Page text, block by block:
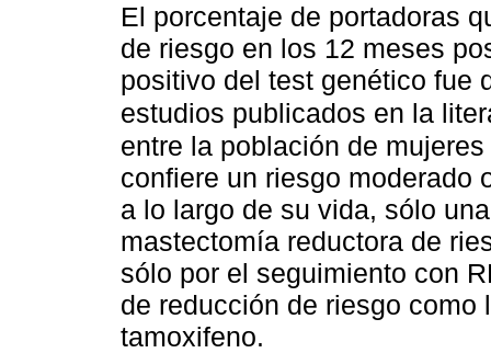
El porcentaje de portadoras
de riesgo en los 12 meses
positivo del test genético fue
estudios publicados en la
entre la población de
confiere un riesgo moderado
a lo largo de su vida, sólo
mastectomía reductora de
sólo por el seguimiento con
de reducción de riesgo
tamoxifeno.